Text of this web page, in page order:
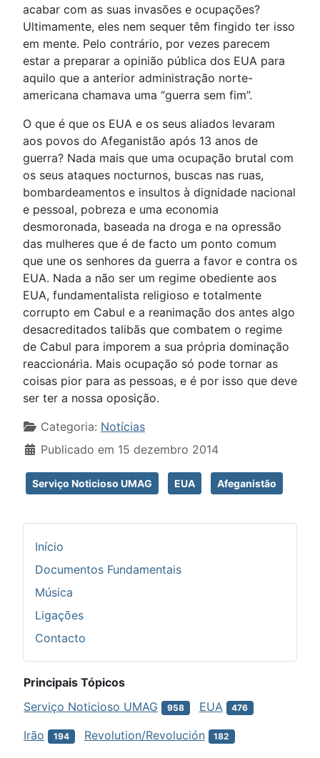
acabar com as suas invasões e ocupações?
Ultimamente, eles nem sequer têm fingido ter isso
em mente. Pelo contrário, por vezes parecem
estar a preparar a opinião pública dos EUA para
aquilo que a anterior administração norte-
americana chamava uma “guerra sem fim”.
O que é que os EUA e os seus aliados levaram
aos povos do Afeganistão após 13 anos de
guerra? Nada mais que uma ocupação brutal com
os seus ataques nocturnos, buscas nas ruas,
bombardeamentos e insultos à dignidade nacional
e pessoal, pobreza e uma economia
desmoronada, baseada na droga e na opressão
das mulheres que é de facto um ponto comum
que une os senhores da guerra a favor e contra os
EUA. Nada a não ser um regime obediente aos
EUA, fundamentalista religioso e totalmente
corrupto em Cabul e a reanimação dos antes algo
desacreditados talibãs que combatem o regime
de Cabul para imporem a sua própria dominação
reaccionária. Mais ocupação só pode tornar as
coisas pior para as pessoas, e é por isso que deve
ser ter a nossa oposição.
Detalhes
Categoria: Notícias
Publicado em 15 dezembro 2014
Serviço Noticioso UMAG EUA Afeganistão
Início
Documentos Fundamentais
Música
Ligações
Contacto
Principais Tópicos
Serviço Noticioso UMAG
958 EUA 476
Irão 194 Revolution/Revolución 182